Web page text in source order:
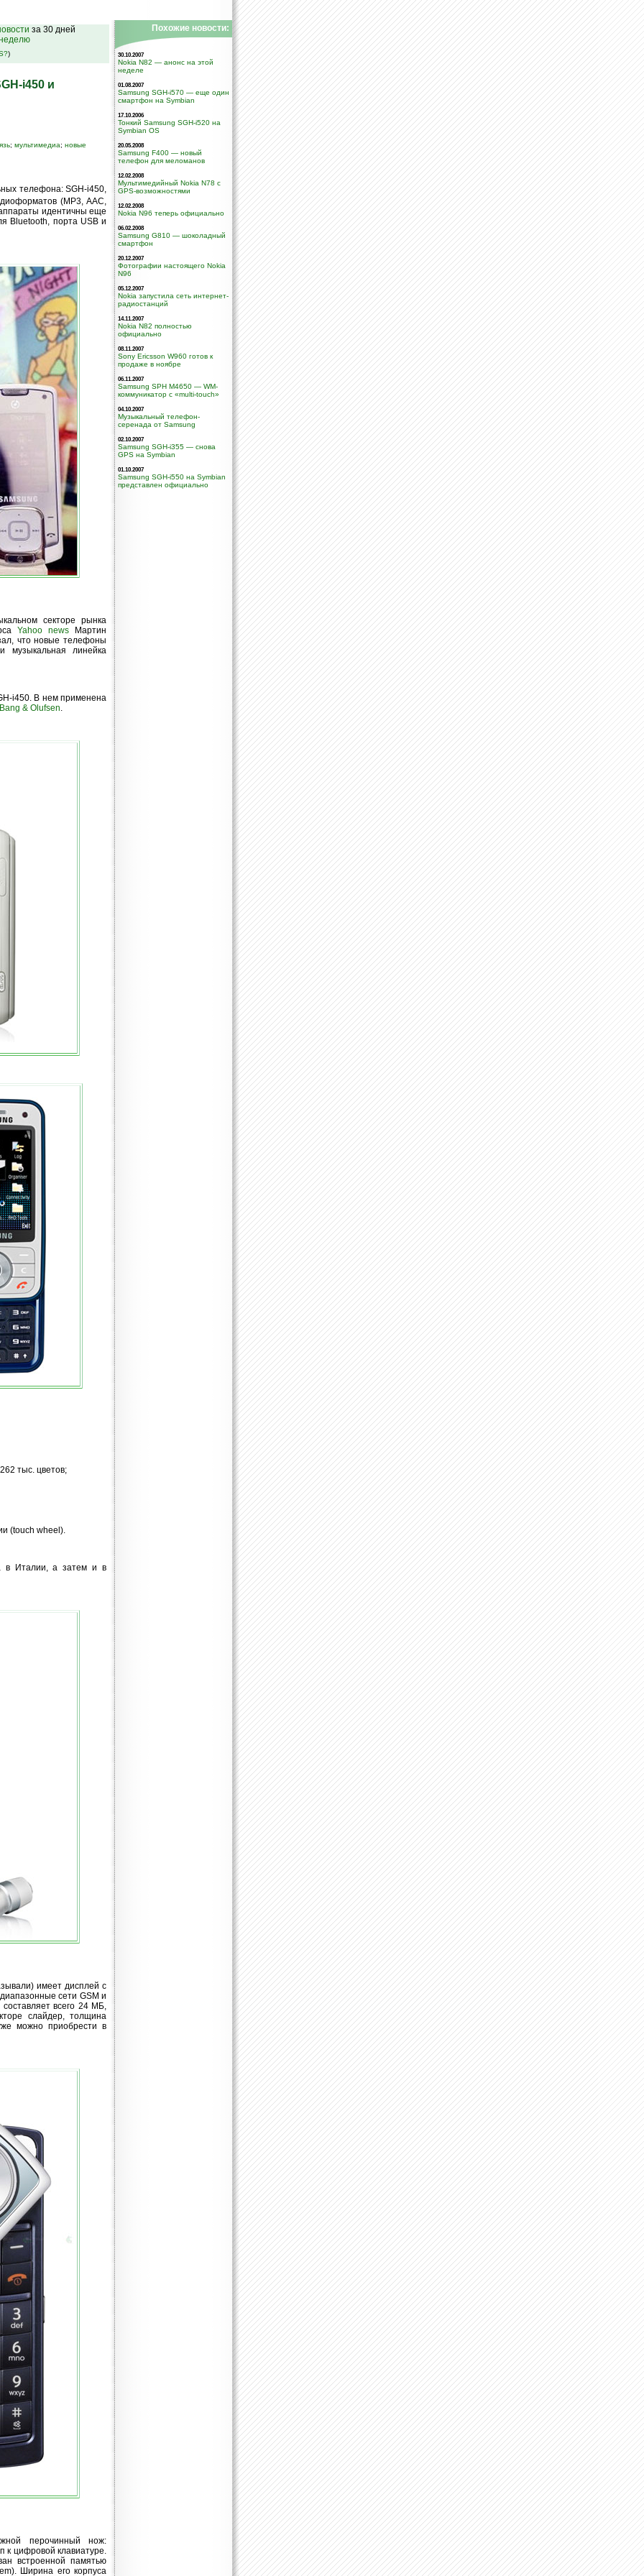
за 30 дней
)
i450 и
; мультимедиа; новые
телефона: SGH-i450,
(MP3, AAC,
идентичны еще
Bluetooth, порта USB и
секторе рынка
Yahoo newsМартин
что новые телефоны
музыкальная линейка
i450. В нем применена
Bang & Olufsen.
тыс. цветов;
(touch wheel).
в Италии, а затем и в
имеет дисплей с
сети GSM и
всего 24 МБ,
слайдер, толщина
можно приобрести в
перочинный нож:
к цифровой клавиатуре.
встроенной памятью
Ширина его корпуса
Похожие новости:
30.10.2007
Nokia N82 — анонс на этой
неделе
01.08.2007
Samsung SGH-i570 — еще один
смартфон на Symbian
17.10.2006
Тонкий Samsung SGH-i520 на
Symbian OS
20.05.2008
Samsung F400 — новый
телефон для меломанов
12.02.2008
Мультимедийный Nokia N78 с
GPS-возможностями
12.02.2008
Nokia N96 теперь официально
06.02.2008
Samsung G810 — шоколадный
смартфон
20.12.2007
Фотографии настоящего Nokia
N96
05.12.2007
Nokia запустила сеть интернет-
радиостанций
14.11.2007
Nokia N82 полностью
официально
08.11.2007
Sony Ericsson W960 готов к
продаже в ноябре
06.11.2007
Samsung SPH M4650 — WM-
коммуникатор с «multi-touch»
04.10.2007
Музыкальный телефон-
серенада от Samsung
02.10.2007
Samsung SGH-i355 — снова
GPS на Symbian
01.10.2007
Samsung SGH-i550 на Symbian
представлен официально